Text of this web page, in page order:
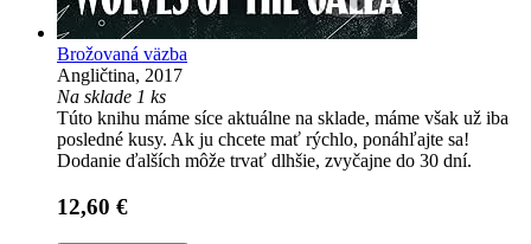
Brožovaná väzba
Angličtina, 2017
Na sklade 1 ks
Túto knihu máme síce aktuálne na sklade, máme však už iba
posledné kusy. Ak ju chcete mať rýchlo, ponáhľajte sa!
Dodanie ďalších môže trvať dlhšie, zvyčajne do 30 dní.
12,60 €